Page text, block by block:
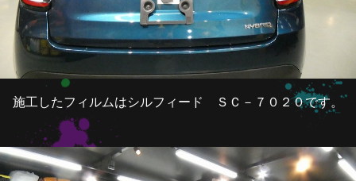
施工したフィルムはシルフィード ＳＣ－７０２０です。